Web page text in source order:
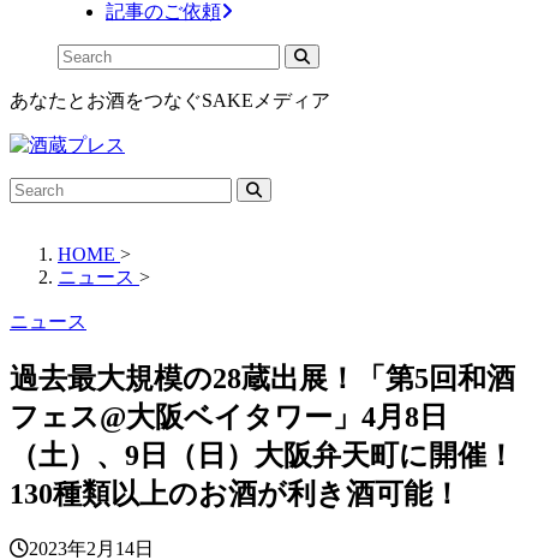
記事のご依頼
あなたとお酒をつなぐSAKEメディア
HOME >
ニュース >
ニュース
過去最大規模の28蔵出展！「第5回和酒
フェス@大阪ベイタワー」4月8日
（土）、9日（日）大阪弁天町に開催！
130種類以上のお酒が利き酒可能！
2023年2月14日